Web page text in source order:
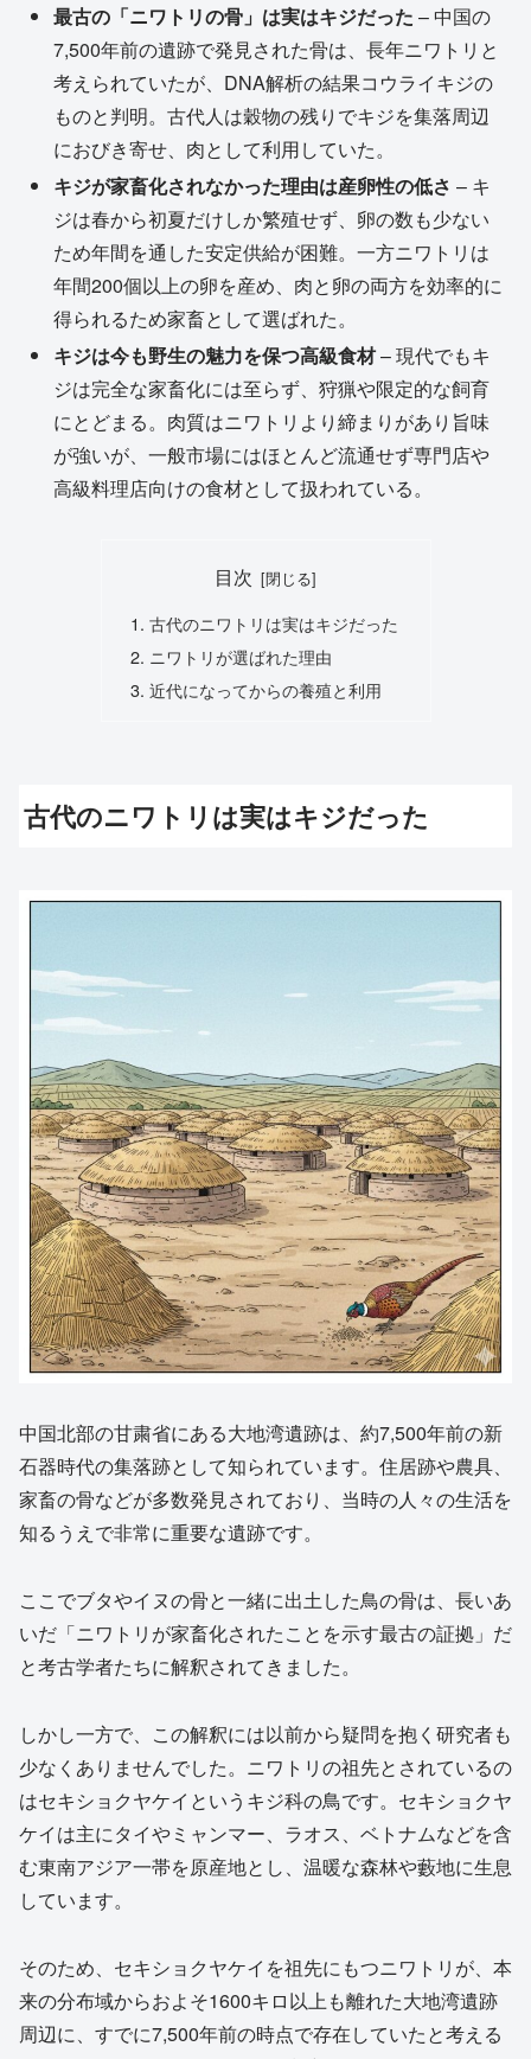
最古の「ニワトリの骨」は実はキジだった – 中国の
7,500年前の遺跡で発見された骨は、長年ニワトリと
考えられていたが、DNA解析の結果コウライキジの
ものと判明。古代人は穀物の残りでキジを集落周辺
におびき寄せ、肉として利用していた。
キジが家畜化されなかった理由は産卵性の低さ – キ
ジは春から初夏だけしか繁殖せず、卵の数も少ない
ため年間を通した安定供給が困難。一方ニワトリは
年間200個以上の卵を産め、肉と卵の両方を効率的に
得られるため家畜として選ばれた。
キジは今も野生の魅力を保つ高級食材– 現代でもキ
ジは完全な家畜化には至らず、狩猟や限定的な飼育
にとどまる。肉質はニワトリより締まりがあり旨味
が強いが、一般市場にはほとんど流通せず専門店や
高級料理店向けの食材として扱われている。
目次
古代のニワトリは実はキジだった
ニワトリが選ばれた理由
近代になってからの養殖と利用
古代のニワトリは実はキジだった
中国北部の甘粛省にある大地湾遺跡は、約7,500年前の新
石器時代の集落跡として知られています。住居跡や農具、
家畜の骨などが多数発見されており、当時の人々の生活を
知るうえで非常に重要な遺跡です。
ここでブタやイヌの骨と一緒に出土した鳥の骨は、長いあ
いだ「ニワトリが家畜化されたことを示す最古の証拠」だ
と考古学者たちに解釈されてきました。
しかし一方で、この解釈には以前から疑問を抱く研究者も
少なくありませんでした。ニワトリの祖先とされているの
はセキショクヤケイというキジ科の鳥です。セキショクヤ
ケイは主にタイやミャンマー、ラオス、ベトナムなどを含
む東南アジア一帯を原産地とし、温暖な森林や藪地に生息
しています。
そのため、セキショクヤケイを祖先にもつニワトリが、本
来の分布域からおよそ1600キロ以上も離れた大地湾遺跡
周辺に、すでに7,500年前の時点で存在していたと考える